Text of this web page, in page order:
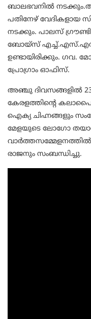
ബാലഭവനിൽ
പതിനേഴ്
നടക്കും. പാലസ്
ബോയ്സ്
ഉണ്ടായിരിക്കും. ഗവ.
പ്രോഗ്രാം ഓഫിസ്.
അഞ്ചു ദിവസങ്ങളിൽ
കേരളത്തിന്റെ
ഐക്യ ചിഹ്നങ്ങളും
മേളയുടെ ലോഗോ
വാർത്തസമ്മേളനത്തിൽ
രാജനും സംബന്ധിച്ചു.